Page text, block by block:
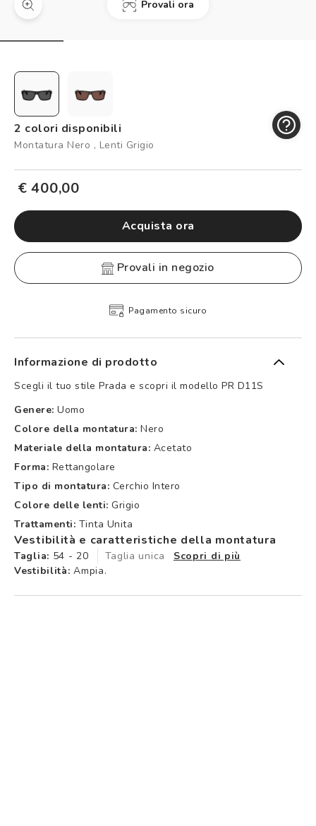
Prenota un test della vista gratuito
Controllo visivo
Carta fedeltà
Logout
Provali ora
2 colori disponibili
Montatura Nero , Lenti Grigio
€ 400,00
Acquista ora
provali in negozio
Pagamento sicuro
Informazione di prodotto
Scegli il tuo stile Prada e scopri il modello PR D11S
Genere: Uomo
Colore della montatura: Nero
Materiale della montatura: Acetato
Forma: Rettangolare
Tipo di montatura: Cerchio Intero
Colore delle lenti: Grigio
Trattamenti: Tinta Unita
Vestibilità e caratteristiche della montatura
Taglia: 54 - 20 Taglia unica
Scopri di più
Vestibilità: Ampia.